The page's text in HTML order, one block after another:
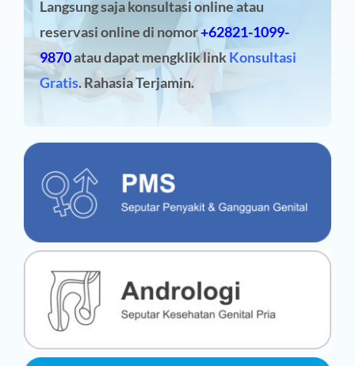
Langsung saja konsultasi online atau
reservasi onlinedi nomor+62821-1099-
9870atau dapat mengklik linkKonsultasi
Gratis. Rahasia Terjamin.